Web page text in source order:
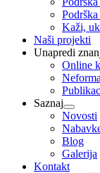
Kaži,
Naši projekti
Unapredi
Online
Saznaj
Novosti
Blog
Galerija
Kontakt